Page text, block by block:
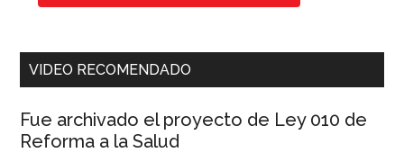
VIDEO RECOMENDADO
Fue archivado el proyecto de Ley 010 de
Reforma a la Salud